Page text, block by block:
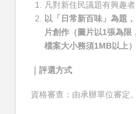
凡對新住民議題有興趣者
以「日常新百味」為題
片創作（圖片以1張為限
檔案大小務須1MB以上）
｜評選方式
資格審查：由承辦單位審定。